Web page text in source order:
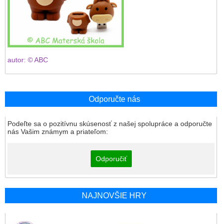
autor: © ABC
Odporučte nás
Podeľte sa o pozitívnu skúsenosť z našej spolupráce a odporučte
nás Vašim známym a priateľom:
Odporučiť
NAJNOVŠIE HRY